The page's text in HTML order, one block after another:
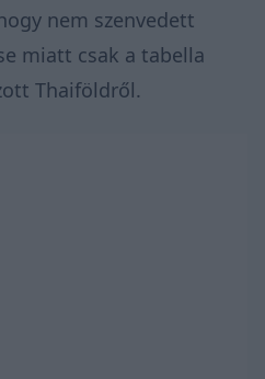
nem szenvedett
miatt csak a tabella
Thaiföldről.